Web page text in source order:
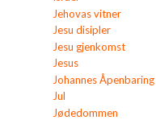
Jehovas vitner
Jesu disipler
Jesu gjenkomst
Jesus
Johannes Åpenbaring
Jul
Jødedommen